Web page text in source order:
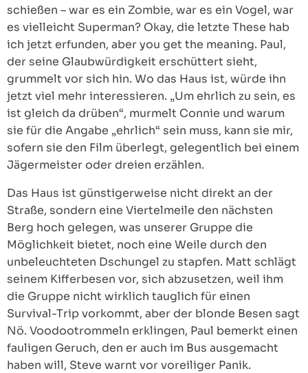
schießen – war es ein Zombie, war es ein Vogel, war
es vielleicht Superman? Okay, die letzte These hab
ich jetzt erfunden, aber you get the meaning. Paul,
der seine Glaubwürdigkeit erschüttert sieht,
grummelt vor sich hin. Wo das Haus ist, würde ihn
jetzt viel mehr interessieren. „Um ehrlich zu sein, es
ist gleich da drüben“, murmelt Connie und warum
sie für die Angabe „ehrlich“ sein muss, kann sie mir,
sofern sie den Film überlegt, gelegentlich bei einem
Jägermeister oder dreien erzählen.
Das Haus ist günstigerweise nicht direkt an der
Straße, sondern eine Viertelmeile den nächsten
Berg hoch gelegen, was unserer Gruppe die
Möglichkeit bietet, noch eine Weile durch den
unbeleuchteten Dschungel zu stapfen. Matt schlägt
seinem Kifferbesen vor, sich abzusetzen, weil ihm
die Gruppe nicht wirklich tauglich für einen
Survival-Trip vorkommt, aber der blonde Besen sagt
Nö. Voodootrommeln erklingen, Paul bemerkt einen
fauligen Geruch, den er auch im Bus ausgemacht
haben will, Steve warnt vor voreiliger Panik.